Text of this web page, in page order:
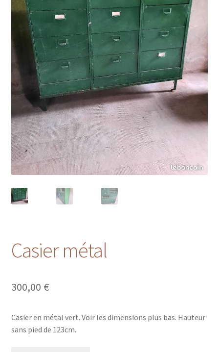
Casier métal
300,00 €
Casier en métal vert. Voir les dimensions plus bas. Hauteur
sans pied de 123cm.